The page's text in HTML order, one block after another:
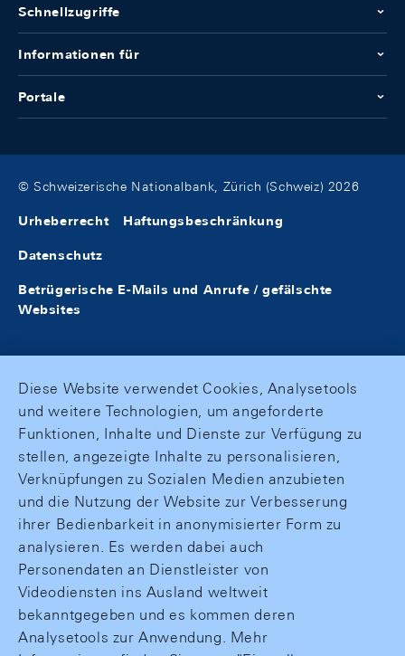
Schnellzugriffe
Informationen für
Portale
© Schweizerische Nationalbank, Zürich (Schweiz) 2026
Urheberrecht Haftungsbeschränkung
Datenschutz
Betrügerische E-Mails und Anrufe / gefälschte
Websites
Diese Website verwendet Cookies, Analysetools
und weitere Technologien, um angeforderte
Funktionen, Inhalte und Dienste zur Verfügung zu
stellen, angezeigte Inhalte zu personalisieren,
Verknüpfungen zu Sozialen Medien anzubieten
und die Nutzung der Website zur Verbesserung
ihrer Bedienbarkeit in anonymisierter Form zu
analysieren. Es werden dabei auch
Personendaten an Dienstleister von
Videodiensten ins Ausland weltweit
bekanntgegeben und es kommen deren
Analysetools zur Anwendung. Mehr